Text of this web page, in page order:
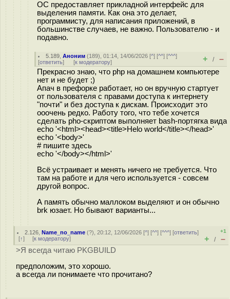
ОС предоставляет прикладной интерфейс для
выделения памяти. Как она это делает,
программисту, для написания приложений, в
большинстве случаев, не важно. Пользователю - и
подавно.
5.189 ,Аноним (189), 01:14, 14/06/2026 [^] [^^] [^^^]
[ответить] [к модератору] + / –
Прекрасно знаю, что php на домашнем компьютере
нет и не будет ;)
Апач в префорке работает, но он вручную стартует
от пользователя с правами доступа к интернету
"почти" и без доступа к дискам. Происходит это
ооочень редко. Работу того, что тебе хочется
сделать pho-скриптом выполняет bash-портягка вида
echo '<html><head><title>Helo world</title></head>'
echo '<body>'
# пишите здесь
echo '</body></html>'
Всё устраивает и менять ничего не требуется. Что
там на работе и для чего используется - совсем
другой вопрос.
А память обычно маллоком выделяют и он обычно
brk юзает. Но бывают варианты...
2.126 ,Name_no_name (?), 20:12, 12/06/2026 [^] [^^] [^^^] [ответить]
[↑] [к модератору]
+1
+ / –
>Я всегда читаю PKGBUILD
предположим, это хорошо.
а всегда ли понимаете что прочитано?